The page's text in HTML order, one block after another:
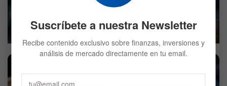
Cuál es la memecoin que subió más de 4.000% en solo
un mesSuscríbete a nuestra Newsletter
Recibe contenido exclusivo sobre finanzas, inversiones y
análisis de mercado directamente en tu email.